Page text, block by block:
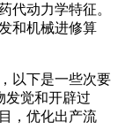
代动力学特征。
和机械进修算
以下是一些次要
发觉和开辟过
，优化出产流